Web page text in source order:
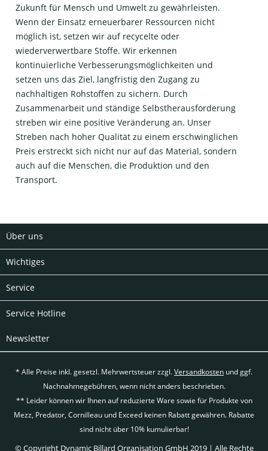
Zukunft für Mensch und Umwelt zu gewährleisten.
Wenn der Einsatz erneuerbarer Ressourcen nicht
möglich ist, setzen wir auf recycelte oder
wiederverwertbare Stoffe. Wir erkennen
kontinuierliche Verbesserungsmöglichkeiten und
setzen uns das Ziel, langfristig den Zugang zu
nachhaltigen Rohstoffen zu sichern. Durch
Zusammenarbeit und ständige Selbstherausforderung
streben wir eine positive Veränderung an. Unser
Streben nach hoher Qualität zu einem erschwinglichen
Preis erstreckt sich nicht nur auf das Material, sondern
auch auf die Menschen, die Produktion und den
Transport.
Über uns
Wichtiges
Service
Service Hotline
Newsletter
* Alle Preise inkl. gesetzl. Mehrwertsteuer zzgl.Versandkosten und ggf.
Nachnahmegebühren, wenn nicht anders beschrieben.
** Leider können wir Ihnen auf reduzierte Ware sowie für Produkte von
Mezz, Predator, Cornilleau und Exceed keinen Rabatt gewähren. Rabatte
sind nicht über 10% kumulierbar!
© Copyright Dynamic Billard Organisation GmbH 2019 | Alle Rechte